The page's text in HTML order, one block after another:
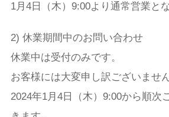
1月4日（木）9:00より通常営業と
2) 休業期間中のお問い合わせ
休業中は受付のみです。
お客様には大変申し訳ございません
2024年1月4日（木）9:00から順次